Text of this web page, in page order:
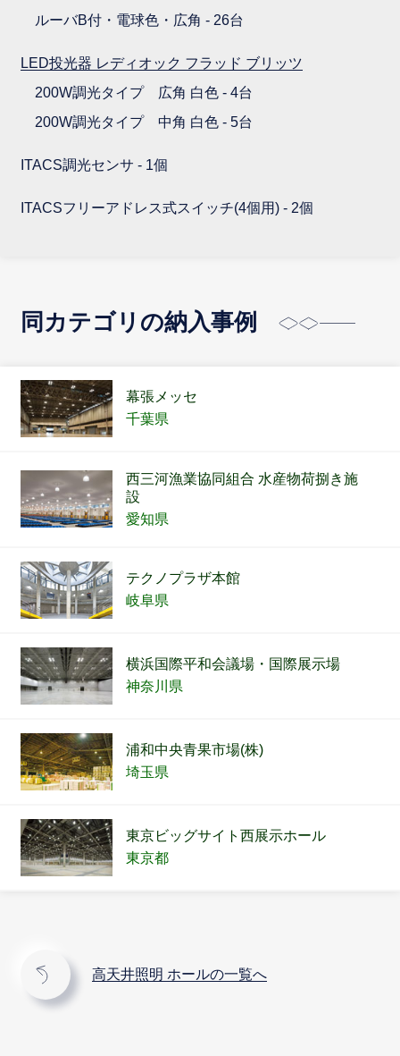
ルーバB付・電球色・広角 - 26台
LED投光器 レディオック フラッド ブリッツ
200W調光タイプ 広角 白色 - 4台
200W調光タイプ 中角 白色 - 5台
ITACS調光センサ - 1個
ITACSフリーアドレス式スイッチ(4個用) - 2個
同カテゴリの納入事例
幕張メッセ
千葉県
西三河漁業協同組合 水産物荷捌き施
設
愛知県
テクノプラザ本館
岐阜県
横浜国際平和会議場・国際展示場
神奈川県
浦和中央青果市場(株)
埼玉県
東京ビッグサイト西展示ホール
東京都
高天井照明 ホールの一覧へ